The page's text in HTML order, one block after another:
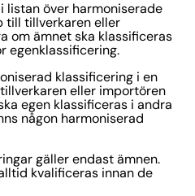
listan över harmoniserade
till tillverkaren eller
om ämnet ska klassificeras
egenklassificering.
klassificering i en
eller importören
egen klassificeras i andra
någon harmoniserad
gäller endast ämnen.
kvalificeras innan de